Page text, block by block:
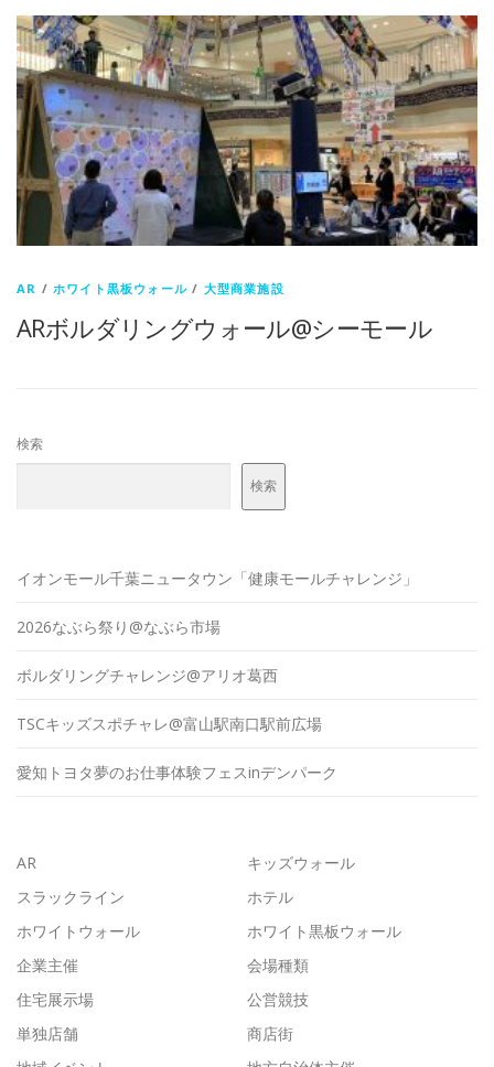
AR /ホワイト黒板ウォール / 大型商業施設
ARボルダリングウォール@シーモール
検索
検索
イオンモール千葉ニュータウン「健康モールチャレンジ」
2026なぶら祭り@なぶら市場
ボルダリングチャレンジ@アリオ葛西
TSCキッズスポチャレ@富山駅南口駅前広場
愛知トヨタ夢のお仕事体験フェスinデンパーク
AR
キッズウォール
スラックライン
ホテル
ホワイトウォール
ホワイト黒板ウォール
企業主催
会場種類
住宅展示場
公営競技
単独店舗
商店街